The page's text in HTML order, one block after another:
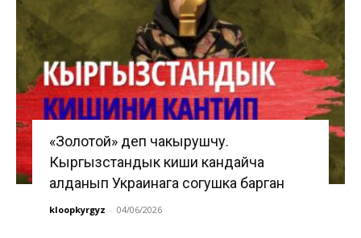
«Золотой» деп чакырушчу.
Кыргызстандык киши кандайча
алданып Украинага согушка барган
kloopkyrgyz - 04/06/2026